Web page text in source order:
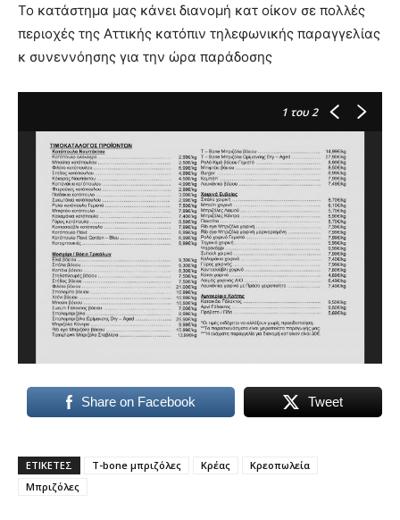
Το κατάστημα μας κάνει διανομή κατ οίκον σε πολλές
περιοχές της Αττικής κατόπιν τηλεφωνικής παραγγελίας
κ συνεννόησης για την ώρα παράδοσης
1 του 2
Share on Facebook Tweet
ΕΤΙΚΕΤΕΣ T-bone μπριζόλες Κρέας
Κρεοπωλεία
Μπριζόλες